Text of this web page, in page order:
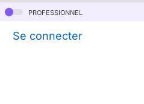
professionnel
Se connecter